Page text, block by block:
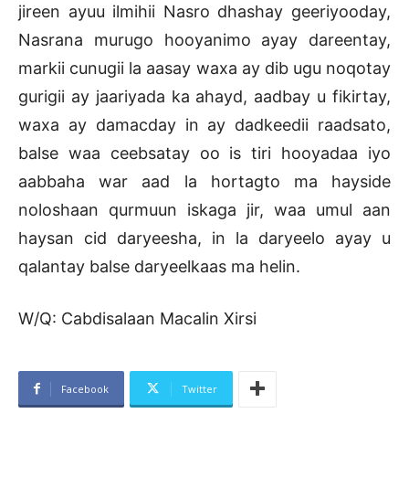
jireen ayuu ilmihii Nasro dhashay geeriyooday,
Nasrana murugo hooyanimo ayay dareentay,
markii cunugii la aasay waxa ay dib ugu noqotay
gurigii ay jaariyada ka ahayd, aadbay u fikirtay,
waxa ay damacday in ay dadkeedii raadsato,
balse waa ceebsatay oo is tiri hooyadaa iyo
aabbaha war aad la hortagto ma hayside
noloshaan qurmuun iskaga jir, waa umul aan
haysan cid daryeesha, in la daryeelo ayay u
qalantay balse daryeelkaas ma helin.
W/Q: Cabdisalaan Macalin Xirsi
Facebook Twitter